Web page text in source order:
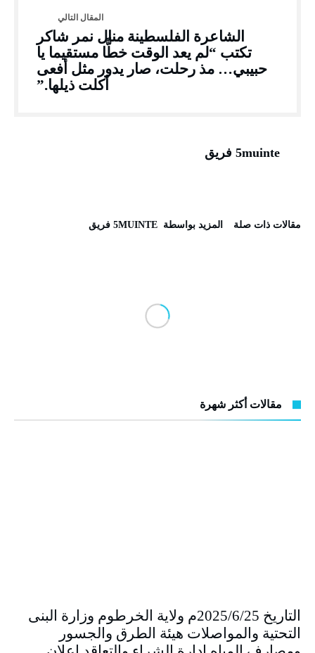
الشاعرة الفلسطينة منال نمر شاكر
تكتب “لم يعد الوقت خطًّا مستقيما يا
حبيبي… مذ رحلت، صار يدور مثل أفعى
أكلت ذيلها.”
5muinte فريق
‫مقالات ذات صلة‬ ‫‫المزيد بواسطة‬ ‬ 5MUINTE فريق
مقالات أكثر شهرة
التاريخ 2025/6/25م ولاية الخرطوم وزارة البنى
التحتية والمواصلات هيئة الطرق والجسور